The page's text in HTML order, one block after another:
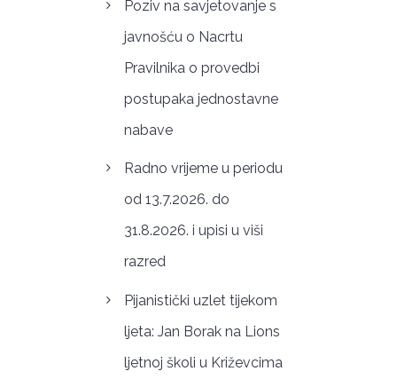
Poziv na savjetovanje s
javnošću o Nacrtu
Pravilnika o provedbi
postupaka jednostavne
nabave
Radno vrijeme u periodu
od 13.7.2026. do
31.8.2026. i upisi u viši
razred
Pijanistički uzlet tijekom
ljeta: Jan Borak na Lions
ljetnoj školi u Križevcima